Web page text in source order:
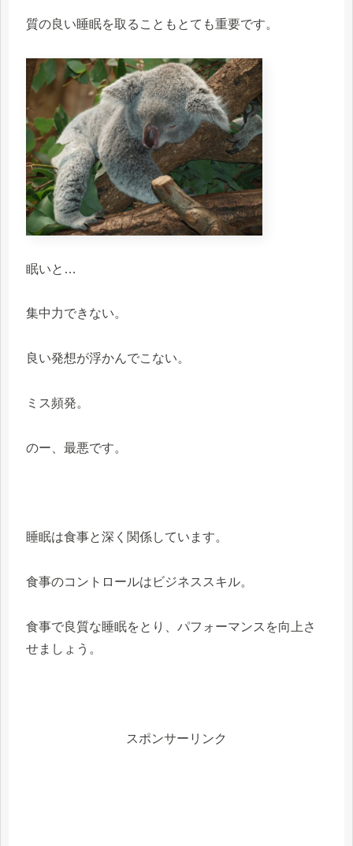
質の良い睡眠を取ることもとても重要です。
眠いと…
集中力できない。
良い発想が浮かんでこない。
ミス頻発。
のー、最悪です。
睡眠は食事と深く関係しています。
食事のコントロールはビジネススキル。
食事で良質な睡眠をとり、パフォーマンスを向上さ
せましょう。
スポンサーリンク